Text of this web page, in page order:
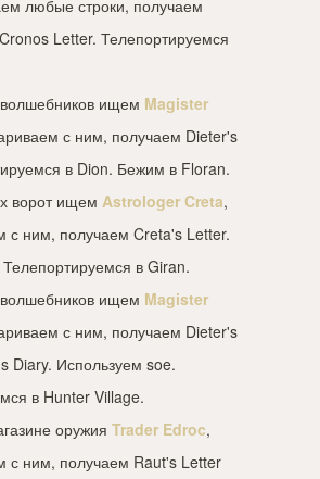
любые строки, получаем
Letter. Телепортируемся
ищем Magister
с ним, получаем Dieter's
в Dion. Бежим в Floran.
ворот ищем Astrologer Creta,
с ним, получаем Creta's Letter.
в Giran.
ищем Magister
с ним, получаем Dieter's
Diary. Используем soe.
в Hunter Village.
оружия Trader Edroc,
с ним, получаем Raut's Letter